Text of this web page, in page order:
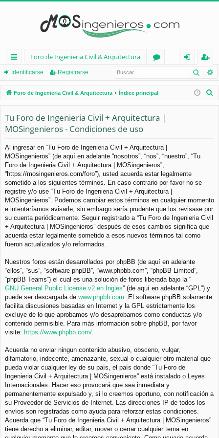
nl
ac
es
rá
pi
d
os
Foro de Ingenieria Civil & Arquitectura
os
nt
ifi
eg
ist
ra
Identificarse Registrarse
Foro de Ingenieria Civil & Arquitectura Índice principal
Tu Foro de Ingenieria Civil + Arquitectura |
MOSingenieros - Condiciones de uso
Al ingresar en “Tu Foro de Ingenieria Civil + Arquitectura |
MOSingenieros” (de aquí en adelante “nosotros”, “nos”, “nuestro”, “Tu
Foro de Ingenieria Civil + Arquitectura | MOSingenieros”,
“https://mosingenieros.com/foro”), usted acuerda estar legalmente
sometido a los siguientes términos. En caso contrario por favor no se
registre y/o use “Tu Foro de Ingenieria Civil + Arquitectura |
MOSingenieros”. Podemos cambiar estos términos en cualquier momento
e intentaríamos avisarle, sin embargo sería prudente que los revisase por
su cuenta periódicamente. Seguir registrado a “Tu Foro de Ingenieria Civil
+ Arquitectura | MOSingenieros” después de esos cambios significa que
acuerda estar legalmente sometido a esos nuevos términos tal como
fueron actualizados y/o reformados.
Nuestros foros están desarrollados por phpBB (de aquí en adelante
“ellos”, “sus”, “software phpBB”, “www.phpbb.com”, “phpBB Limited”,
“phpBB Teams”) el cual es una solución de foros liberada bajo la “
GNU General Public License v2 en Ingles” (de aquí en adelante “GPL”) y
puede ser descargada de www.phpbb.com . El software phpBB solamente
facilita discusiones basadas en Internet y la GPL estrictamente los
excluye de lo que aprobamos y/o desaprobamos como conductas y/o
contenido permisible. Para más información sobre phpBB, por favor
visite: https://www.phpbb.com/
Acuerda no enviar ningun contenido abusivo, obsceno, vulgar,
difamatorio, indecente, amenazante, sexual o cualquier otro material que
pueda violar cualquier ley de su país, el país donde “Tu Foro de
Ingenieria Civil + Arquitectura | MOSingenieros” está instalado o Leyes
Internacionales. Hacer eso provocará que sea inmediata y
permanentemente expulsado y, si lo creemos oportuno, con notificación a
su Proveedor de Servicios de Internet. Las direcciones IP de todos los
envíos son registradas como ayuda para reforzar estas condiciones.
Acuerda que “Tu Foro de Ingenieria Civil + Arquitectura | MOSingenieros”
tiene derecho a eliminar, editar, mover o cerrar cualquier tema en